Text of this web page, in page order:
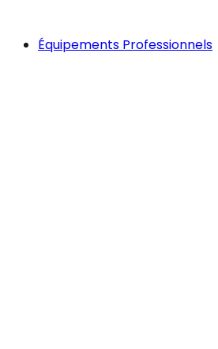
Équipements Professionnels